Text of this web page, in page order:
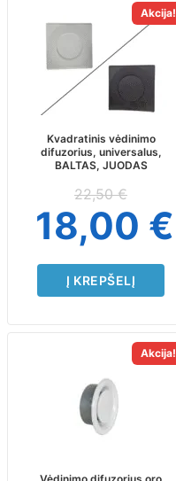
Akcija!
Kvadratinis vėdinimo
difuzorius, universalus,
BALTAS, JUODAS
22,50€
18,00 €
Į KREPŠELĮ
Akcija!
has
variants.